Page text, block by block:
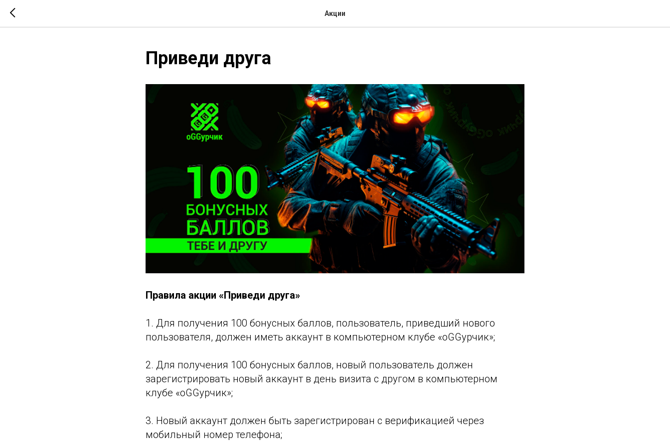
Акции
Приведи друга
Правила акции «Приведи друга»
1. Для получения 100 бонусных баллов, пользователь, приведший нового
пользователя, должен иметь аккаунт в компьютерном клубе «оGGурчик»;
2. Для получения 100 бонусных баллов, новый пользователь должен
зарегистрировать новый аккаунт в день визита с другом в компьютерном
клубе «оGGурчик»;
3. Новый аккаунт должен быть зарегистрирован с верификацией через
мобильный номер телефона;